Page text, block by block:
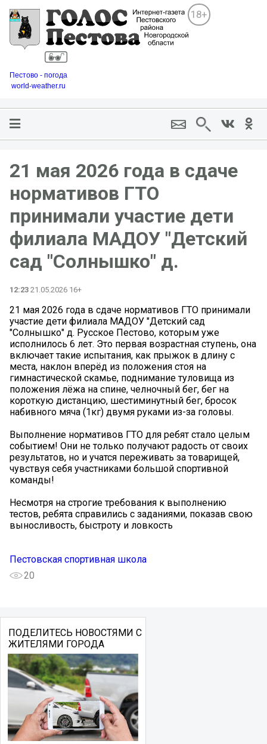
18+
Пестово - погода
world-weather.ru
21 мая 2026 года в сдаче
нормативов ГТО
принимали участие дети
филиала МАДОУ "Детский
сад "Солнышко" д.
12:23 21.05.2026 16+
21 мая 2026 года в сдаче нормативов ГТО принимали
участие дети филиала МАДОУ "Детский сад
"Солнышко" д. Русское Пестово, которым уже
исполнилось 6 лет. Это первая возрастная ступень, она
включает такие испытания, как прыжок в длину с
места, наклон вперёд из положения стоя на
гимнастической скамье, поднимание туловища из
положения лёжа на спине, челночный бег, бег на
короткую дистанцию, шестиминутный бег, бросок
набивного мяча (1кг) двумя руками из-за головы.
Выполнение нормативов ГТО для ребят стало целым
событием! Они не только получают радость от своих
результатов, но и учатся переживать за товарищей,
чувствуя себя участниками большой спортивной
команды!
Несмотря на строгие требования к выполнению
тестов, ребята справились с заданиями, показав свою
выносливость, быстроту и ловкость
Пестовская спортивная школа
20
ПОДЕЛИТЕСЬ НОВОСТЯМИ С
ЖИТЕЛЯМИ ГОРОДА